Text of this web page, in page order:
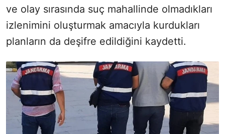
ve olay sırasında suç mahallinde olmadıkları
izlenimini oluşturmak amacıyla kurdukları
planların da deşifre edildiğini kaydetti.